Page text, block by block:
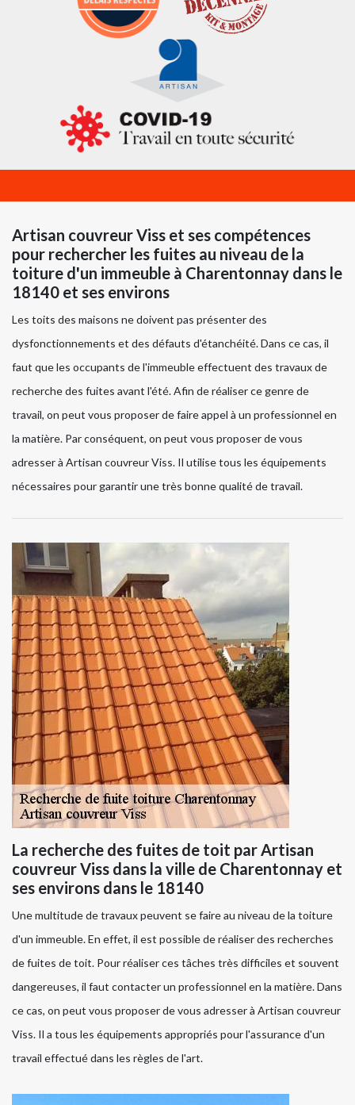
Artisan couvreur Viss et ses compétences
pour rechercher les fuites au niveau de la
toiture d'un immeuble à Charentonnay dans le
18140 et ses environs
Les toits des maisons ne doivent pas présenter des
dysfonctionnements et des défauts d'étanchéité. Dans ce cas, il
faut que les occupants de l'immeuble effectuent des travaux de
recherche des fuites avant l'été. Afin de réaliser ce genre de
travail, on peut vous proposer de faire appel à un professionnel en
la matière. Par conséquent, on peut vous proposer de vous
adresser à Artisan couvreur Viss. Il utilise tous les équipements
nécessaires pour garantir une très bonne qualité de travail.
La recherche des fuites de toit par Artisan
couvreur Viss dans la ville de Charentonnay et
ses environs dans le 18140
Une multitude de travaux peuvent se faire au niveau de la toiture
d'un immeuble. En effet, il est possible de réaliser des recherches
de fuites de toit. Pour réaliser ces tâches très difficiles et souvent
dangereuses, il faut contacter un professionnel en la matière. Dans
ce cas, on peut vous proposer de vous adresser à Artisan couvreur
Viss. Il a tous les équipements appropriés pour l'assurance d'un
travail effectué dans les règles de l'art.